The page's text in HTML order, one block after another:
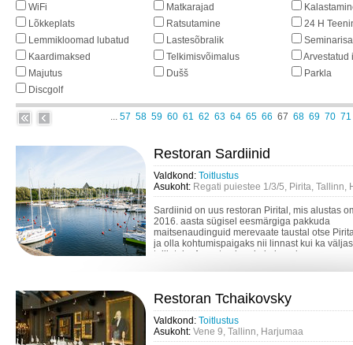
WiFi
Matkarajad
Lõkkeplats
Ratsutamine
24 H
Lemmikloomad lubatud
Lastesõbralik
Kaardimaksed
Telkimisvõimalus
Arvestatud
Majutus
Dušš
Parkla
Discgolf
... 57 58 59 60 61 62 63 64 65 66 67 68 69 70 71
Restoran Sardiinid
Valdkond: Toitlustus
Asukoht: Regati puiestee 1/3/5, Pirita, Tallinn,
Sardiinid on uus restoran Pirital, mis alustas
2016. aasta sügisel eesmärgiga pakkuda
maitsenaudinguid merevaate taustal otse
ja olla kohtumispaigaks nii linnast kui ka
tulijatele. Avarate akende ja kauni mere...
Restoran Tchaikovsky
Valdkond: Toitlustus
Asukoht: Vene 9, Tallinn, Harjumaa